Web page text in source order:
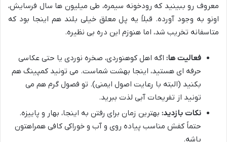
معروف رو ببینید که رودخونه سیمره، طی میلیون ها سال فرسایش،
اونو به وجود آورده. قبلاً یه پل معلق خیلی بلند هم اینجا بود که
متاسفانه تخریب شد، اما هنوزم این دره بی نظیره.
فعالیت ها: اگه اهل کوهنوردی، صخره نوردی یا حتی عکاسی
حرفه ای هستید، اینجا بهشت شماست. می تونید کمپینگ هم
بکنید (البته با رعایت اصول ایمنی). تو فصول گرم هم می
تونید از تفریحات آبی لذت ببرید.
نکات بازدید: بهترین زمان برای رفتن به اینجا، بهار و پاییزه.
حتماً کفش مناسب پیاده روی و آب و خوراکی کافی همراهتون
باشه.